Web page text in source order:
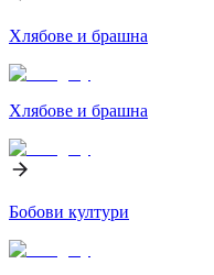
Хлябове и брашна
Хлябове и брашна
Бобови култури